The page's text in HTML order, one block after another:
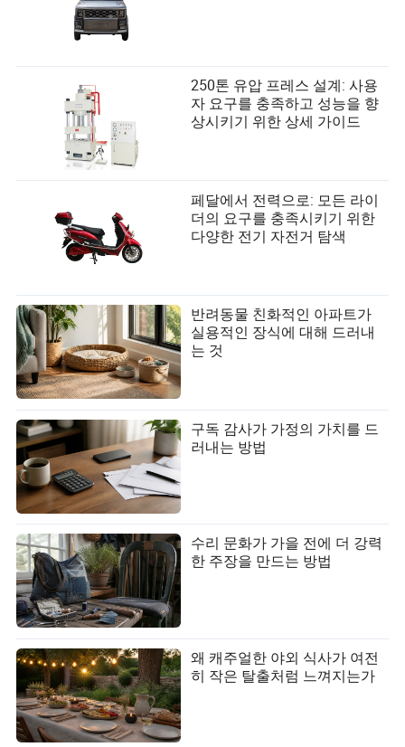
250톤 유압 프레스 설계: 사용
자 요구를 충족하고 성능을 향
상시키기 위한 상세 가이드
페달에서 전력으로: 모든 라이
더의 요구를 충족시키기 위한
다양한 전기 자전거 탐색
반려동물 친화적인 아파트가
실용적인 장식에 대해 드러내
는 것
구독 감사가 가정의 가치를 드
러내는 방법
수리 문화가 가을 전에 더 강력
한 주장을 만드는 방법
왜 캐주얼한 야외 식사가 여전
히 작은 탈출처럼 느껴지는가